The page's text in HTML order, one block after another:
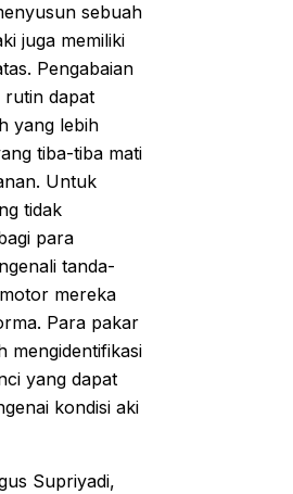
sebuah
juga memiliki
Pengabaian
rutin dapat
yang lebih
tiba-tiba mati
Untuk
tidak
para
tanda-
mereka
Para pakar
mengidentifikasi
yang dapat
kondisi aki
Supriyadi,